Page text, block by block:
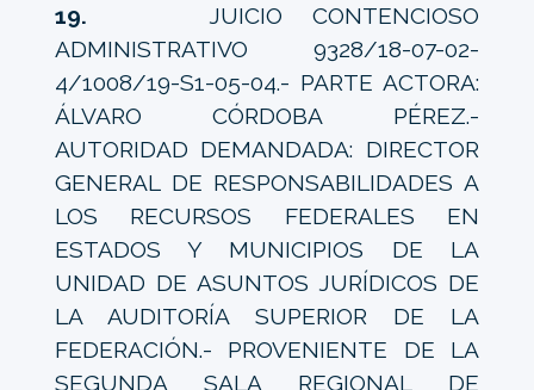
19. JUICIO CONTENCIOSO
ADMINISTRATIVO 9328/18-07-02-
4/1008/19-S1-05-04.- PARTE ACTORA:
ÁLVARO CÓRDOBA PÉREZ.-
AUTORIDAD DEMANDADA: DIRECTOR
GENERAL DE RESPONSABILIDADES A
LOS RECURSOS FEDERALES EN
ESTADOS Y MUNICIPIOS DE LA
UNIDAD DE ASUNTOS JURÍDICOS DE
LA AUDITORÍA SUPERIOR DE LA
FEDERACIÓN.- PROVENIENTE DE LA
SEGUNDA SALA REGIONAL DE